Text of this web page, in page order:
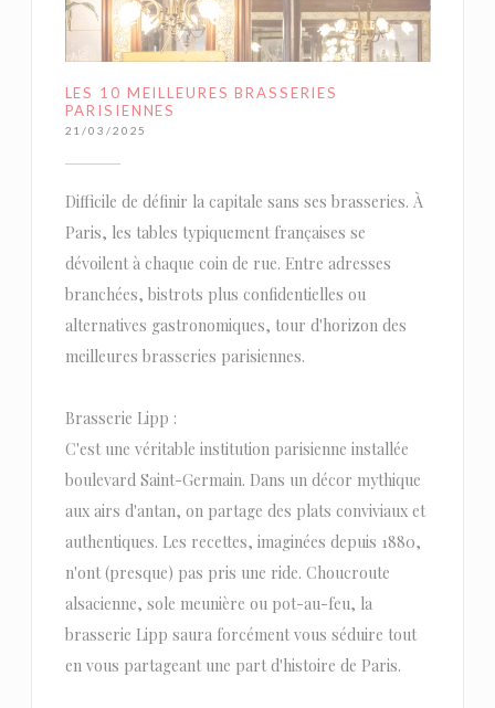
LES 10 MEILLEURES BRASSERIES
PARISIENNES
21/03/2025
Difficile de définir la capitale sans ses brasseries. À
Paris, les tables typiquement françaises se
dévoilent à chaque coin de rue. Entre adresses
branchées, bistrots plus confidentielles ou
alternatives gastronomiques, tour d'horizon des
meilleures brasseries parisiennes.
Brasserie Lipp :
C'est une véritable institution parisienne installée
boulevard Saint-Germain. Dans un décor mythique
aux airs d'antan, on partage des plats conviviaux et
authentiques. Les recettes, imaginées depuis 1880,
n'ont (presque) pas pris une ride. Choucroute
alsacienne, sole meunière ou pot-au-feu, la
brasserie Lipp saura forcément vous séduire tout
en vous partageant une part d'histoire de Paris.